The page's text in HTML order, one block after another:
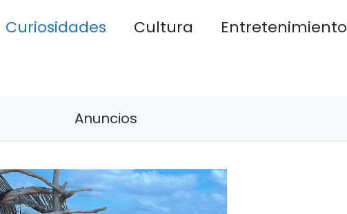
Curiosidades Cultura Entretenimiento
Anuncios